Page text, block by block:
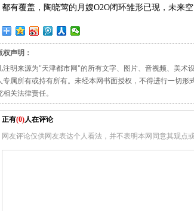
都有覆盖，陶晓莺的月嫂O2O闭环雏形已现，未来
权声明：
注明来源为"天津都市网"的所有文字、图片、音视频、美术
专属所有或持有所有。未经本网书面授权，不得进行一切
相关法律责任。
正有(0)人在评论
网友评论仅供网友表达个人看法，并不表明本网同意其观点